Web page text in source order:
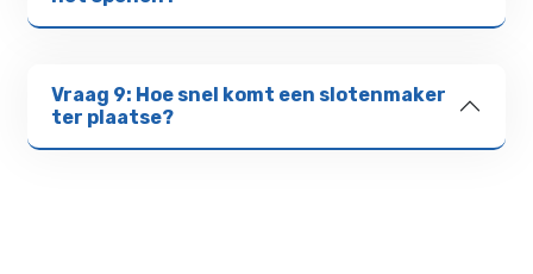
Vraag 9: Hoe snel komt een slotenmaker
ter plaatse?